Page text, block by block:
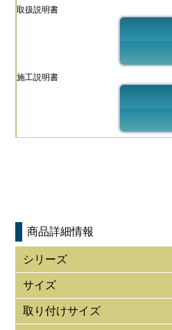
取扱説明書
施工説明書
商品詳細情報
シリーズ
サイズ
取り付けサイズ